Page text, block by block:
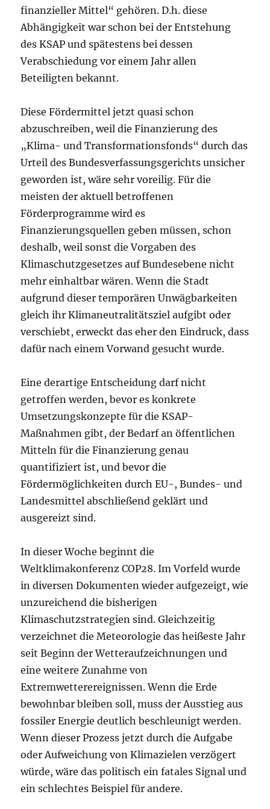
finanzieller Mittel“ gehören. D.h. diese
Abhängigkeit war schon bei der Entstehung
des KSAP und spätestens bei dessen
Verabschiedung vor einem Jahr allen
Beteiligten bekannt.
Diese Fördermittel jetzt quasi schon
abzuschreiben, weil die Finanzierung des
„Klima- und Transformationsfonds“ durch das
Urteil des Bundesverfassungsgerichts unsicher
geworden ist, wäre sehr voreilig. Für die
meisten der aktuell betroffenen
Förderprogramme wird es
Finanzierungsquellen geben müssen, schon
deshalb, weil sonst die Vorgaben des
Klimaschutzgesetzes auf Bundesebene nicht
mehr einhaltbar wären. Wenn die Stadt
aufgrund dieser temporären Unwägbarkeiten
gleich ihr Klimaneutralitätsziel aufgibt oder
verschiebt, erweckt das eher den Eindruck, dass
dafür nach einem Vorwand gesucht wurde.
Eine derartige Entscheidung darf nicht
getroffen werden, bevor es konkrete
Umsetzungskonzepte für die KSAP-
Maßnahmen gibt, der Bedarf an öffentlichen
Mitteln für die Finanzierung genau
quantifiziert ist, und bevor die
Fördermöglichkeiten durch EU-, Bundes- und
Landesmittel abschließend geklärt und
ausgereizt sind.
In dieser Woche beginnt die
Weltklimakonferenz COP28. Im Vorfeld wurde
in diversen Dokumenten wieder aufgezeigt, wie
unzureichend die bisherigen
Klimaschutzstrategien sind. Gleichzeitig
verzeichnet die Meteorologie das heißeste Jahr
seit Beginn der Wetteraufzeichnungen und
eine weitere Zunahme von
Extremwetterereignissen. Wenn die Erde
bewohnbar bleiben soll, muss der Ausstieg aus
fossiler Energie deutlich beschleunigt werden.
Wenn dieser Prozess jetzt durch die Aufgabe
oder Aufweichung von Klimazielen verzögert
würde, wäre das politisch ein fatales Signal und
ein schlechtes Beispiel für andere.